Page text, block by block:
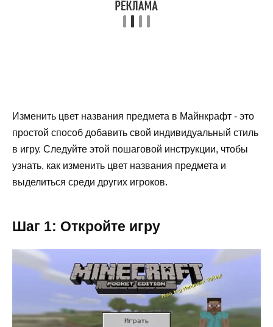
Изменить цвет названия предмета в Майнкрафт - это
простой способ добавить свой индивидуальный стиль
в игру. Следуйте этой пошаговой инструкции, чтобы
узнать, как изменить цвет названия предмета и
выделиться среди других игроков.
Шаг 1: Откройте игру